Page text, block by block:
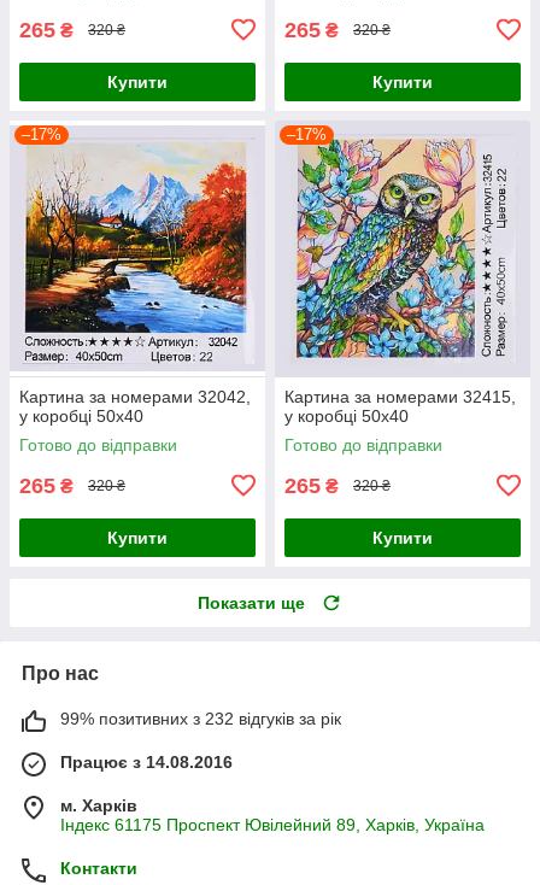
265 ₴ 320 ₴
Купити
265 ₴ 320 ₴
Купити
–17%
Картина за номерами 32042,
у коробці 50х40
Готово до відправки
265 ₴ 320 ₴
Купити
–17%
Картина за номерами 32415,
у коробці 50х40
Готово до відправки
265 ₴ 320 ₴
Купити
Показати ще
Про нас
99% позитивних з 232 відгуків за рік
Працює з 14.08.2016
м. Харків
Індекс 61175 Проспект Ювілейний 89, Харків, Україна
Контакти